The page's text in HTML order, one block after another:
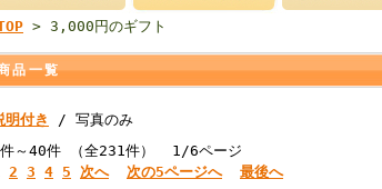
> 3,000円のギフト
品一覧
明付き
/ 写真のみ
～40件 （全231件） 1/6ページ
2 3 4 5 次へ 次の5ページへ 最後へ